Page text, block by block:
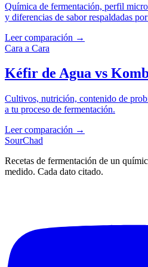
Química de fermentación, perfil
y diferencias de sabor respaldadas
Leer comparación →
Cara a Cara
Kéfir de Agua vs
Cultivos, nutrición, contenido de
a tu proceso de fermentación.
Leer comparación →
SourChad
Recetas de fermentación de un
medido. Cada dato citado.